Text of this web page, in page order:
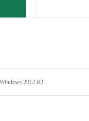
Windows 2012 R2